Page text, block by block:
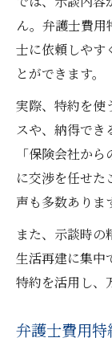
ん。弁護士費
士に依頼しやす
とができます。
実際、特約を使
スや、納得でき
「保険会社か
に交渉を任せた
声も多数ありま
また、示談時の
生活再建に集中
特約を活用し、
弁護士費用